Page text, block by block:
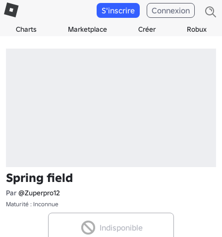
Charts Marketplace Créer Robux
S'inscrire Connexion
Spring field
Par @Zuperpro12
Maturité : Inconnue
Indisponible